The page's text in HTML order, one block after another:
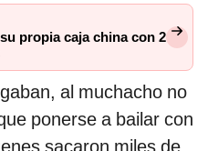
propia caja china con 2
al muchacho no
ponerse a bailar con
sacaron miles de